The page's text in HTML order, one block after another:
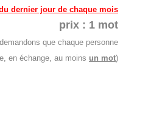
dernier jour de chaque mois
prix : 1 mot
que chaque personne
en échange, au moins un mot)